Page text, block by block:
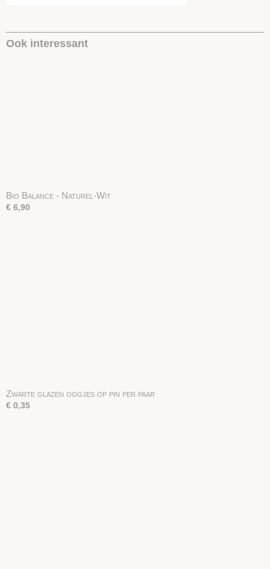
Ook interessant
Bio Balance - Naturel-Wit
€ 6,90
Zwarte glazen oogjes op pin per paar
€ 0,35